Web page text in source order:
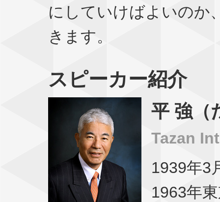
にしていけばよいのか
きます。
スピーカー紹介
平 強（
Tazan
1939年3
1963年